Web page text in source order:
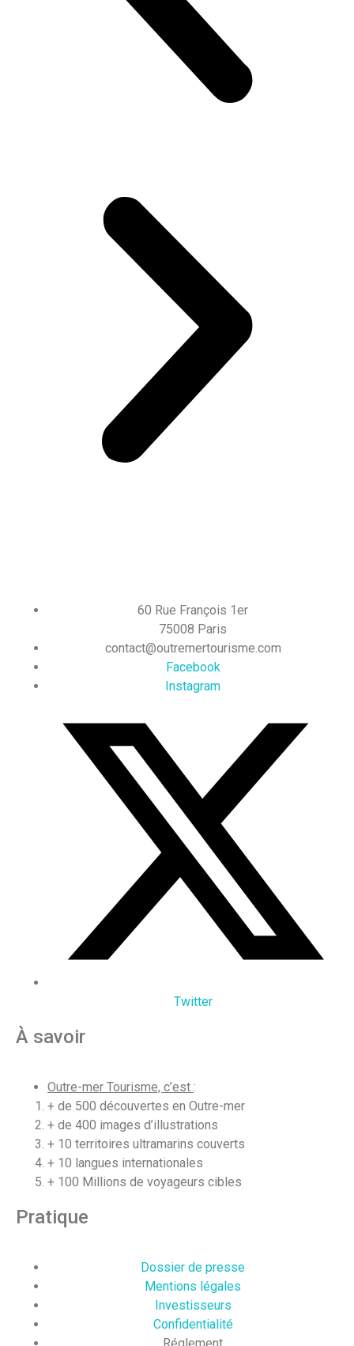
60 Rue François 1er
75008 Paris
contact@outremertourisme.com
Facebook
Instagram
Twitter
À savoir
Outre-mer Tourisme, c’est :
+ de 500 découvertes en Outre-mer
+ de 400 images d’illustrations
+ 10 territoires ultramarins couverts
+ 10 langues internationales
+ 100 Millions de voyageurs cibles
Pratique
Dossier de presse
Mentions légales
Investisseurs
Confidentialité